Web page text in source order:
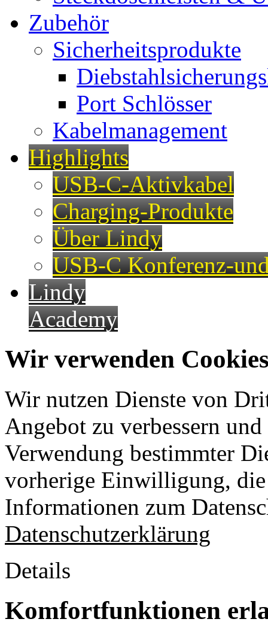
Zubehör
Sicherheitsprodukte
Port Schlösser
Kabelmanagement
Highlights
USB-C-Aktivkabel
Charging-Produkte
Über Lindy
USB-C Konferenz-
Lindy
Academy
Wir verwenden
Wir nutzen Dienste von
Angebot zu verbessern
Verwendung bestimmter
vorherige Einwilligung,
Informationen zum
Datenschutzerklärung
Details
Komfortfunktionen